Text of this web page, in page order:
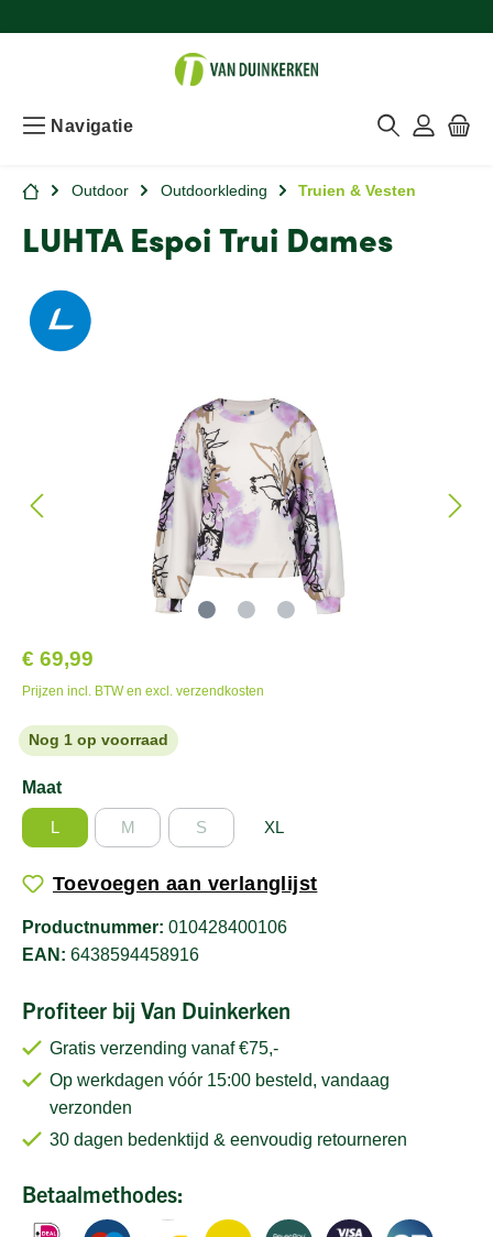
Navigatie
Outdoor Outdoorkleding Truien & Vesten
LUHTA Espoi Trui Dames
€ 69,99
Prijzen incl. BTW en excl. verzendkosten
Nog 1 op voorraad
Maat
L M S XL
Toevoegen aan verlanglijst
Productnummer: 010428400106
EAN: 6438594458916
Profiteer bij Van Duinkerken
Gratis verzending vanaf €75,-
Op werkdagen vóór 15:00 besteld, vandaag
verzonden
30 dagen bedenktijd & eenvoudig retourneren
Betaalmethodes: